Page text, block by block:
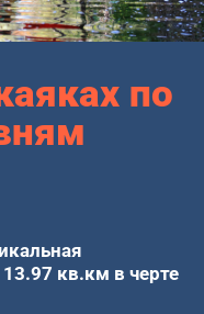
по
кв.км в черте